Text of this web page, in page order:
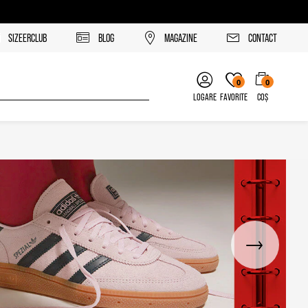
SIZEERCLUB BLOG MAGAZINE CONTACT
LOGARE
0
FAVORITE
0
COȘ